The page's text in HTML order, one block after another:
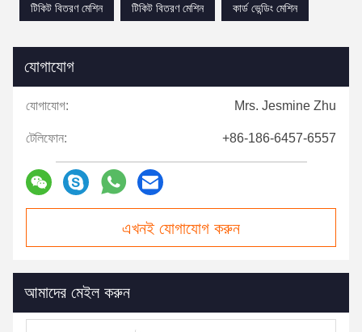
টিকিট বিতরণ মেশিন
টিকিট বিতরণ মেশিন কার্ড ভেন্ডিং মেশিন
যোগাযোগ
যোগাযোগ: Mrs. Jesmine Zhu
টেলিফোন: +86-186-6457-6557
এখনই যোগাযোগ করুন
আমাদের মেইল ​​করুন